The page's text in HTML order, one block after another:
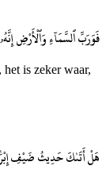
فَوَرَبِّ ٱلسَّمَآءِ وَٱلْأَرْضِ
is zeker waar,
هَلْ أَتَىٰكَ حَدِيثُ ضَيْفِ